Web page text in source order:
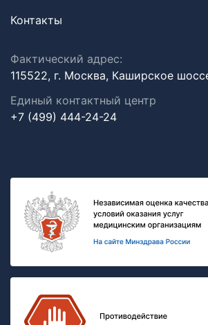
Контакты
Фактический адрес:
115522, г. Москва, Каширское
Единый контактный центр
+7 (499) 444-24-24